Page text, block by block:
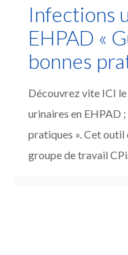
Infections
EHPAD «
bonnes
Découvrez vite ICI
urinaires en EHPAD
pratiques ». Cet outil
groupe de travail